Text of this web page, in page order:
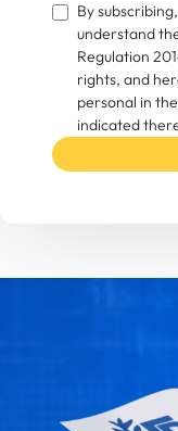
By
understand
Regulation
rights, and
personal in
indicated